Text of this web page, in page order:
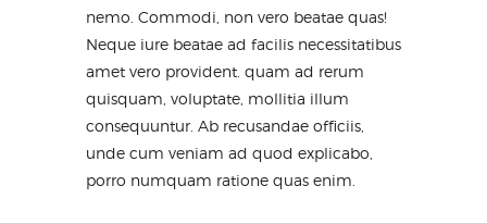
nemo. Commodi, non vero beatae quas!
Neque iure beatae ad facilis necessitatibus
amet vero provident. quam ad rerum
quisquam, voluptate, mollitia illum
consequuntur. Ab recusandae officiis,
unde cum veniam ad quod explicabo,
porro numquam ratione quas enim.